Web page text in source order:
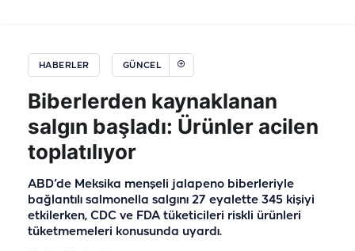
HABERLER GÜNCEL
Biberlerden kaynaklanan
salgın başladı: Ürünler acilen
toplatılıyor
ABD’de Meksika menşeli jalapeno biberleriyle
bağlantılı salmonella salgını 27 eyalette 345 kişiyi
etkilerken, CDC ve FDA tüketicileri riskli ürünleri
tüketmemeleri konusunda uyardı.